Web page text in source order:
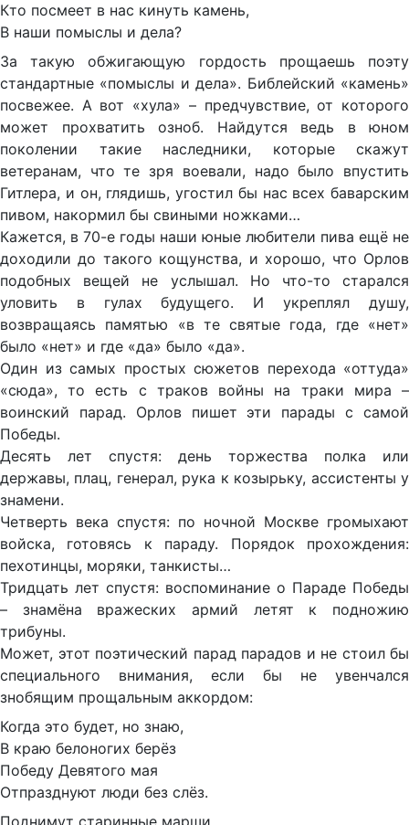
Кто посмеет в нас кинуть камень,
В наши помыслы и дела?
За такую обжигающую гордость прощаешь поэту
стандартные «помыслы и дела». Библейский «камень»
посвежее. А вот «хула» – предчувствие, от которого
может прохватить озноб. Найдутся ведь в юном
поколении такие наследники, которые скажут
ветеранам, что те зря воевали, надо было впустить
Гитлера, и он, глядишь, угостил бы нас всех баварским
пивом, накормил бы свиными ножками…
Кажется, в 70-е годы наши юные любители пива ещё не
доходили до такого кощунства, и хорошо, что Орлов
подобных вещей не услышал. Но что-то старался
уловить в гулах будущего. И укреплял душу,
возвращаясь памятью «в те святые года, где «нет»
было «нет» и где «да» было «да».
Один из самых простых сюжетов перехода «оттуда»
«сюда», то есть с траков войны на траки мира –
воинский парад. Орлов пишет эти парады с самой
Победы.
Десять лет спустя: день торжества полка или
державы, плац, генерал, рука к козырьку, ассистенты у
знамени.
Четверть века спустя: по ночной Москве громыхают
войска, готовясь к параду. Порядок прохождения:
пехотинцы, моряки, танкисты…
Тридцать лет спустя: воспоминание о Параде Победы
– знамёна вражеских армий летят к подножию
трибуны.
Может, этот поэтический парад парадов и не стоил бы
специального внимания, если бы не увенчался
знобящим прощальным аккордом:
Когда это будет, но знаю,
В краю белоногих берёз
Победу Девятого мая
Отпразднуют люди без слёз.